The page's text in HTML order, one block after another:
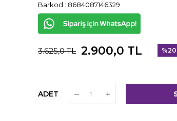
Barkod : 8684087146329
3.625,0 TL 2.900,0 TL %20
ADET